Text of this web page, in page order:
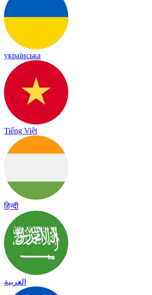
українська
Tiếng Việt
हिन्दी
العربية